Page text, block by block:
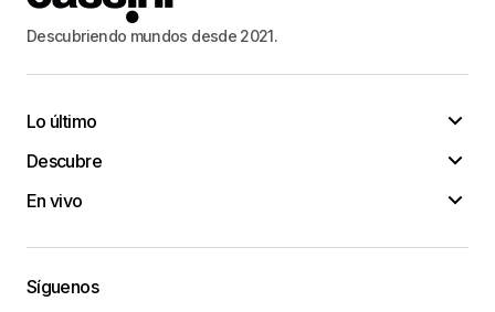
Descubriendo mundos desde 2021.
Lo último
Descubre
En vivo
Síguenos